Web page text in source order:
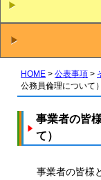
HOME 公表事項
公務員倫理について）
事業者の皆
て）
事業者の皆様